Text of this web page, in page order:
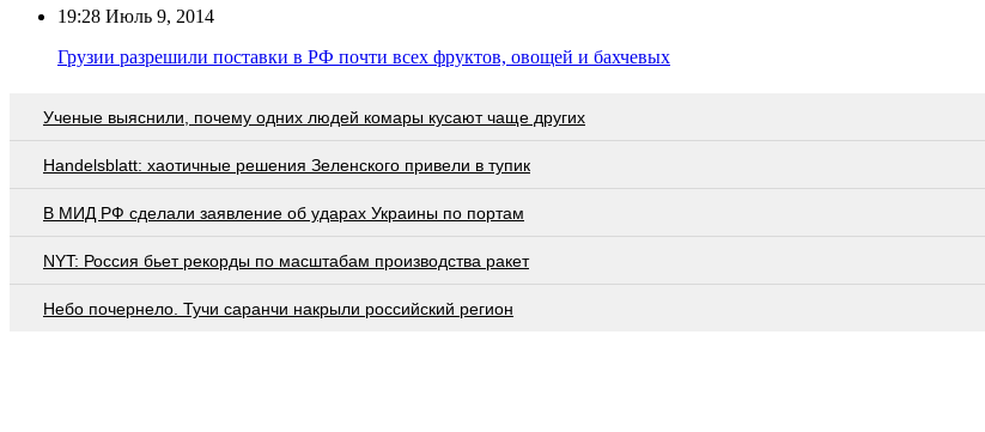
19:28 Июль 9, 2014
Грузии разрешили поставки в РФ почти всех фруктов, овощей и бахчевых
Ученые выяснили, почему одних людей комары кусают чаще других
Handelsblatt: хаотичные решения Зеленского привели в тупик
В МИД РФ сделали заявление об ударах Украины по портам
NYT: Россия бьет рекорды по масштабам производства ракет
Небо почернело. Тучи саранчи накрыли российский регион